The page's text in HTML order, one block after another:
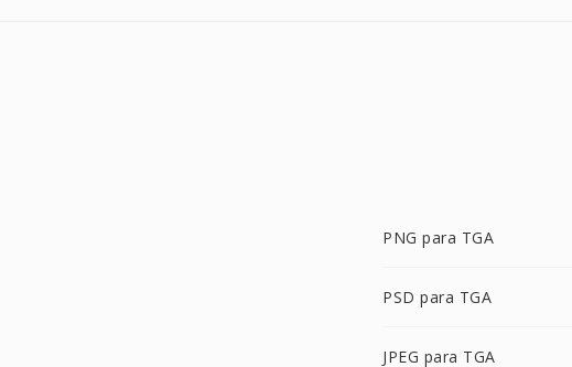
PNG para TGA
PSD para TGA
JPEG para TGA